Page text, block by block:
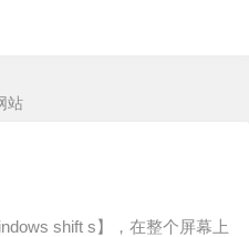
站
shift s】，在整个屏幕上